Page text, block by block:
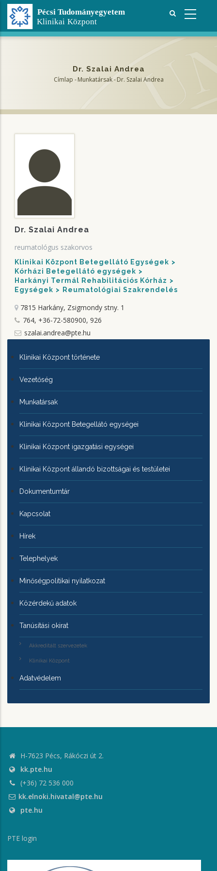
Ugrás
tartalomra
Dr. Szalai Andrea
Címlap - Munkatársak -Dr. Szalai Andrea
Dr. Szalai Andrea
reumatológus szakorvos
Klinikai Központ Betegellátó Egységek
Kórházi Betegellátó egységek
Harkányi Termál Rehabilitációs Kórház
Egységek
Reumatológiai Szakrendelés
7815 Harkány, Zsigmondy stny. 1
764, +36-72-580900, 926
szalai.andrea@pte.hu
KLINIKAI
KÖZPONTRÓL
Klinikai Központ története
Vezetőség
Munkatársak
Klinikai Központ Betegellátó egységei
Klinikai Központ igazgatási egységei
Klinikai Központ állandó bizottságai és testületei
Dokumentumtár
Kapcsolat
Hírek
Telephelyek
Minőségpolitikai nyilatkozat
Közérdekű adatok
Tanúsítási okirat
Akkreditált szervezetek
Klinikai Központ
Adatvédelem
H-7623 Pécs, Rákóczi út 2.
kk.pte.hu
(+36) 72 536 000
kk.elnoki.hivatal@pte.hu
pte.hu
PTE login